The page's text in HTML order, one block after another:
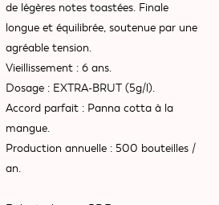
de légères notes toastées. Finale
longue et équilibrée, soutenue par une
agréable tension.
Vieillissement : 6 ans.
Dosage : EXTRA-BRUT (5g/l).
Accord parfait : Panna cotta à la
mangue.
Production annuelle : 500 bouteilles /
an.